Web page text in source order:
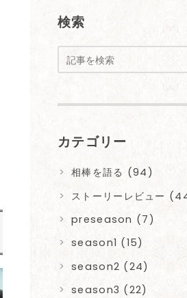
検索
カテゴリー
相棒を語る (94)
ストーリーレビュー
preseason (7)
season1 (15)
season2 (24)
season3 (22)